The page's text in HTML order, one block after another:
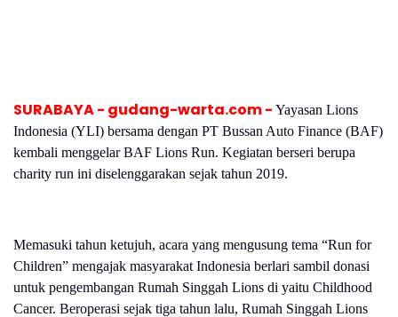
SURABAYA - gudang-warta.com - Yayasan Lions
Indonesia (YLI) bersama dengan PT Bussan Auto Finance (BAF)
kembali menggelar BAF Lions Run. Kegiatan berseri berupa
charity run ini diselenggarakan sejak tahun 2019.
Memasuki tahun ketujuh, acara yang mengusung tema “Run for
Children” mengajak masyarakat Indonesia berlari sambil donasi
untuk pengembangan Rumah Singgah Lions di yaitu Childhood
Cancer. Beroperasi sejak tiga tahun lalu, Rumah Singgah Lions